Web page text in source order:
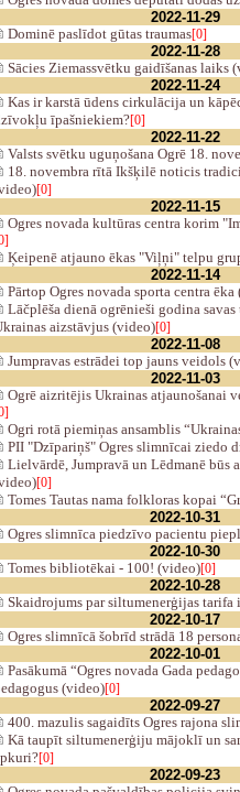
2022-11-29
Dominē paslīdot gūtas traumas[0]
2022-11-28
Sācies Ziemassvētku gaidīšanas laiks
2022-11-24
Kas ir karstā ūdens cirkulācija un
īpašniekiem?[0]
2022-11-22
Valsts svētku uguņošana Ogrē 18.
18. novembra rītā Ikšķilē noticis
[0]
2022-11-15
Ogres novada kultūras centra korim
Ķeipenē atjauno ēkas "Viļņi" telpu
2022-11-14
Pārtop Ogres novada sporta centra
Lāčplēša dienā ogrēnieši godina savas
aizstāvjus (video)[0]
2022-11-08
Jumpravas estrādei top jauns veidols
2022-11-03
Ogrē aizritējis Ukrainas atjaunošanai
Ogri rotā piemiņas ansamblis
PII "Dzīpariņš" Ogres slimnīcai ziedo
Lielvārdē, Jumpravā un Lēdmanē būs
[0]
Tomes Tautas nama folkloras kopai
2022-10-31
Ogres slimnīca piedzīvo pacientu
2022-10-30
Tomes bibliotēkai - 100! (video)[0]
2022-10-28
Skaidrojums par siltumenerģijas tarifa
2022-10-17
Ogres slimnīcā šobrīd strādā 18
2022-10-01
Pasākumā “Ogres novada Gada
(video)[0]
2022-09-27
400. mazulis sagaidīts Ogres rajona
Kā taupīt siltumenerģiju mājoklī un
[0]
2022-09-23